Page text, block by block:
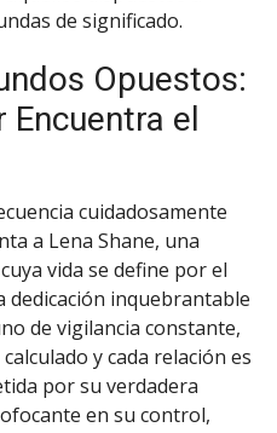
de significado.
Opuestos:
el
cuidadosamente
a Lena Shane, una
vida se define por el
dedicación inquebrantable
de vigilancia constante,
y cada relación es
por su verdadera
en su control,